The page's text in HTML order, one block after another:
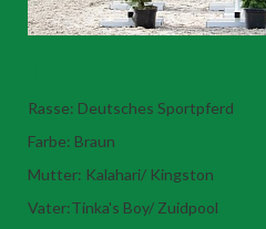
Rasse: Deutsches Sportpferd
Farbe: Braun
Mutter: Kalahari/ Kingston
Vater:Tinka's Boy/ Zuidpool